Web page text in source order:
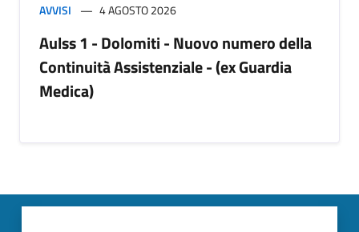
AVVISI 4 AGOSTO 2026
Aulss 1 - Dolomiti - Nuovo numero della
Continuità Assistenziale - (ex Guardia
Medica)